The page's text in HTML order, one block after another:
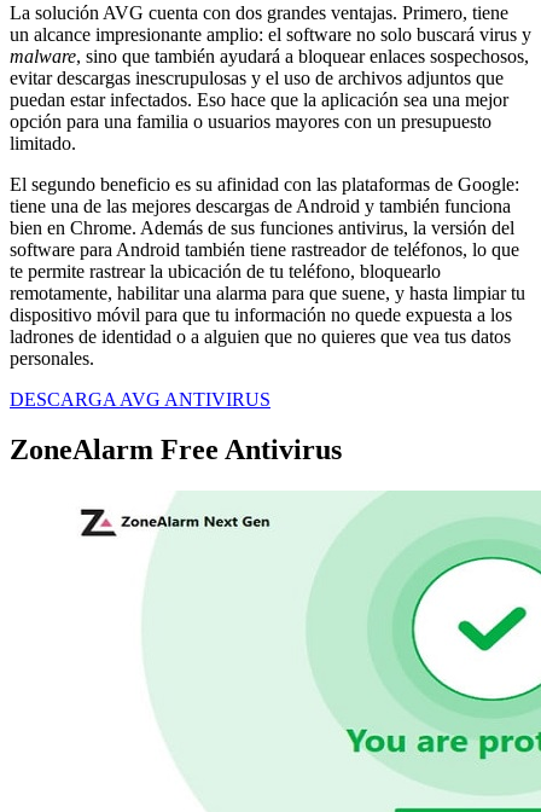
La solución AVG cuenta con dos grandes ventajas. Primero, tiene
un alcance impresionante amplio: el software no solo buscará virus y
malware, sino que también ayudará a bloquear enlaces sospechosos,
evitar descargas inescrupulosas y el uso de archivos adjuntos que
puedan estar infectados. Eso hace que la aplicación sea una mejor
opción para una familia o usuarios mayores con un presupuesto
limitado.
El segundo beneficio es su afinidad con las plataformas de Google:
tiene una de las mejores descargas de Android y también funciona
bien en Chrome. Además de sus funciones antivirus, la versión del
software para Android también tiene rastreador de teléfonos, lo que
te permite rastrear la ubicación de tu teléfono, bloquearlo
remotamente, habilitar una alarma para que suene, y hasta limpiar tu
dispositivo móvil para que tu información no quede expuesta a los
ladrones de identidad o a alguien que no quieres que vea tus datos
personales.
DESCARGA AVG ANTIVIRUS
ZoneAlarm Free Antivirus